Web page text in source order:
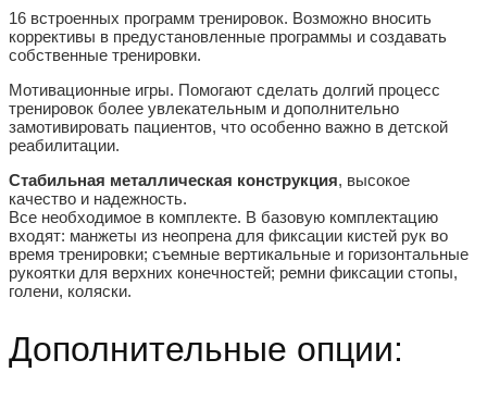
16 встроенных программ тренировок. Возможно вносить
коррективы в предустановленные программы и создавать
собственные тренировки.
Мотивационные игры. Помогают сделать долгий процесс
тренировок более увлекательным и дополнительно
замотивировать пациентов, что особенно важно в детской
реабилитации.
Стабильная металлическая конструкция, высокое
качество и надежность.
Все необходимое в комплекте. В базовую комплектацию
входят: манжеты из неопрена для фиксации кистей рук во
время тренировки; съемные вертикальные и горизонтальные
рукоятки для верхних конечностей; ремни фиксации стопы,
голени, коляски.
Дополнительные опции: